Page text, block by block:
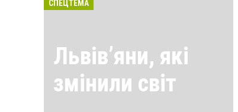
СПЕЦТЕМА
Львівʼяни, які
змінили світ